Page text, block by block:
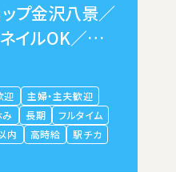
ップ金沢八景／
イルOK／販
迎
主婦・主夫歓迎
み 長期
フルタイム
内 高時給
駅チカ